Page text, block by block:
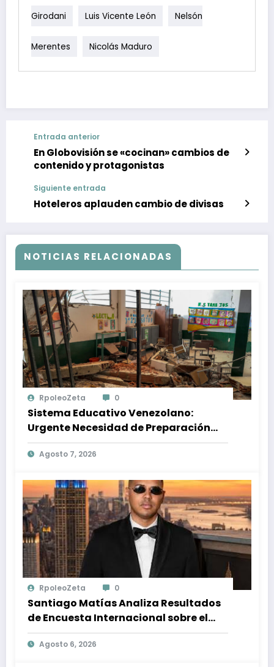
Girodani Luis Vicente León Nelsón
Merentes Nicolás Maduro
Entrada anterior
En Globovisión se «cocinan» cambios de
contenido y protagonistas
Siguiente entrada
Hoteleros aplauden cambio de divisas
NOTICIAS RELACIONADAS
RpoleoZeta 0
Sistema Educativo Venezolano:
Urgente Necesidad de Preparación
Ante Desastres Naturales
Agosto 7, 2026
RpoleoZeta 0
Santiago Matías Analiza Resultados
de Encuesta Internacional sobre el
Panorama Político en República
Dominicana: Tendencias y Opiniones
Agosto 6, 2026